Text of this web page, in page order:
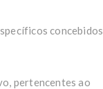
concebidos
pertencentes ao